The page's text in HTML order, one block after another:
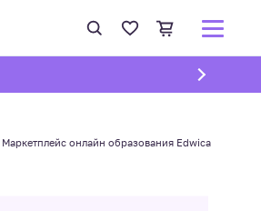
онлайн образования Edwica